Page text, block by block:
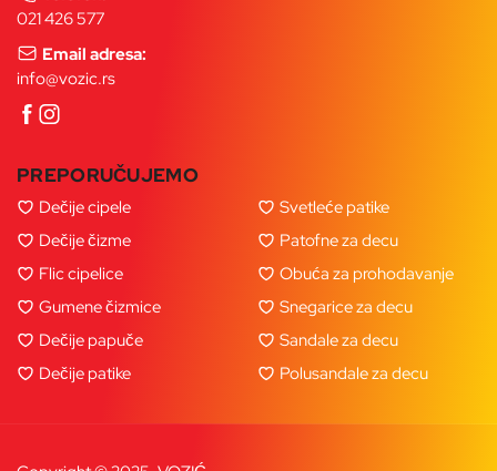
021 426 577
Email adresa:
info@vozic.rs
PREPORUČUJEMO
Dečije cipele
Dečije čizme
Flic cipelice
Gumene čizmice
Dečije papuče
Dečije patike
Svetleće patike
Patofne za decu
Obuća za prohodavanje
Snegarice za decu
Sandale za decu
Polusandale za decu